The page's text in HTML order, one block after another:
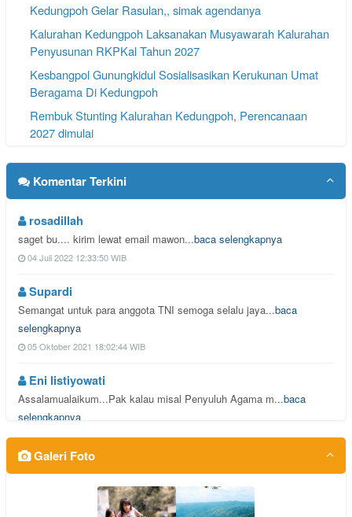
Kedungpoh Gelar Rasulan,, simak agendanya
Kalurahan Kedungpoh Laksanakan Musyawarah Kalurahan
Penyusunan RKPKal Tahun 2027
Kesbangpol Gunungkidul Sosialisasikan Kerukunan Umat
Beragama Di Kedungpoh
Rembuk Stunting Kalurahan Kedungpoh, Perencanaan
2027 dimulai
Komentar Terkini
rosadillah
saget bu.... kirim lewat email mawon...baca selengkapnya
04 Juli 2022 12:33:50 WIB
Supardi
Semangat untuk para anggota TNI semoga selalu jaya...baca
selengkapnya
05 Oktober 2021 18:02:44 WIB
Eni listiyowati
Assalamualaikum...Pak kalau misal Penyuluh Agama m...baca
selengkapnya
08 Juni 2021 08:25:07 WIB
Semoga dapat berlangsung setiap tahun...baca selengkapnya
29 Agustus 2019 14:45:38 WIB
Galeri Foto